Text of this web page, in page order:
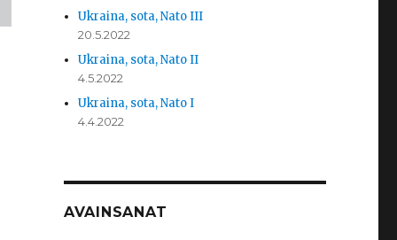
Ukraina, sota, Nato III
20.5.2022
Ukraina, sota, Nato II
4.5.2022
Ukraina, sota, Nato I
4.4.2022
AVAINSANAT